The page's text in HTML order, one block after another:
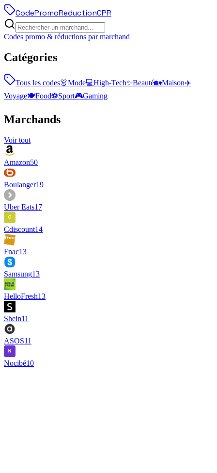
CodePromoReductionCPR
Codes promo & réductions par marchand
Catégories
Tous les codes👗Mode💻High-Tech✨Beauté🏡Maison✈️
Voyage🍽️Food⚽Sport🎮Gaming
Marchands
Voir tout
Amazon50
Boulanger19
Uber Eats17
Cdiscount14
Fnac13
Samsung13
HelloFresh13
Shein11
ASOS11
Nocibé10